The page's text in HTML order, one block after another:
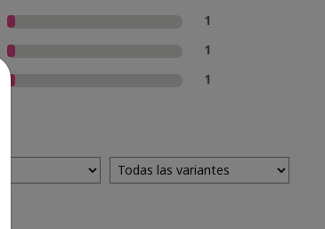
1
1
1